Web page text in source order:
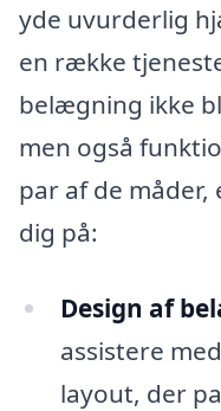
yde uvurderlig
en række
belægning ikke
men også
par af de
dig på:
Design af
assistere
layout, der